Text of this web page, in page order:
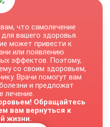
что самолечение
вашего здоровья.
может привести к
или появлению
эффектов. Поэтому,
со своим здоровьем,
Врачи помогут вам
и предложат
лечение.
Обращайтесь
вам вернуться к
жизни.